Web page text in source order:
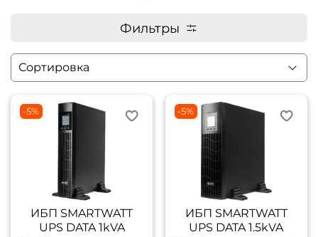
Фильтры
-5%
ИБП SMARTWATT
UPS DATA 1kVA
-5%
ИБП SMARTWATT
UPS DATA 1.5kVA